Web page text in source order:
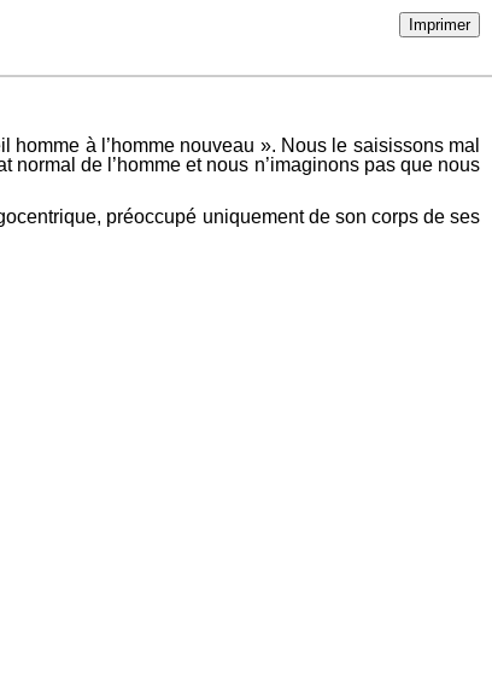
Imprimer
à l’homme nouveau ». Nous le saisissons mal
normal de l’homme et nous n’imaginons pas que nous
préoccupé uniquement de son corps de ses